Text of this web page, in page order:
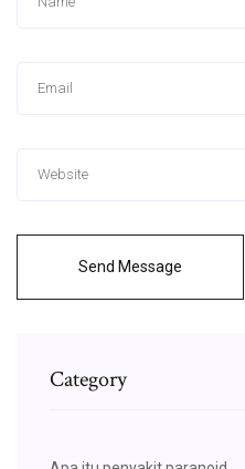
Send Message
Category